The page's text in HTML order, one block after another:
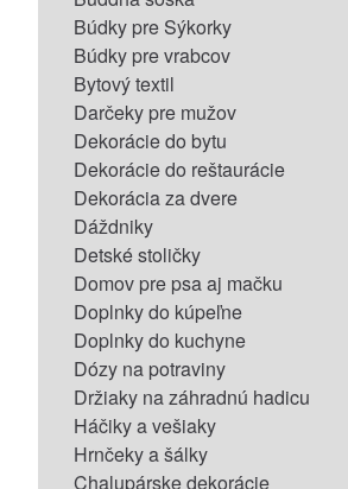
Búdky pre Sýkorky
Búdky pre vrabcov
Bytový textil
Darčeky pre mužov
Dekorácie do bytu
Dekorácie do reštaurácie
Dekorácia za dvere
Dáždniky
Detské stoličky
Domov pre psa aj mačku
Doplnky do kúpeľne
Doplnky do kuchyne
Dózy na potraviny
Držiaky na záhradnú hadicu
Háčiky a vešiaky
Hrnčeky a šálky
Chalupárske dekorácie